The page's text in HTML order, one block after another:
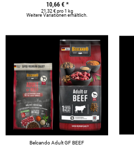
10,66 €*
21,32 € pro 1 kg
Weitere Variationen erhältlich.
Belcando Adult GF BEEF